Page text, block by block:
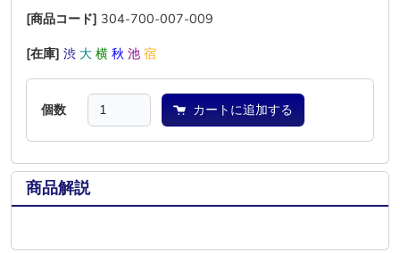
[商品コード] 304-700-007-009
[在庫] 渋 大 横 秋 池 宿
個数 カートに追加する
商品解説